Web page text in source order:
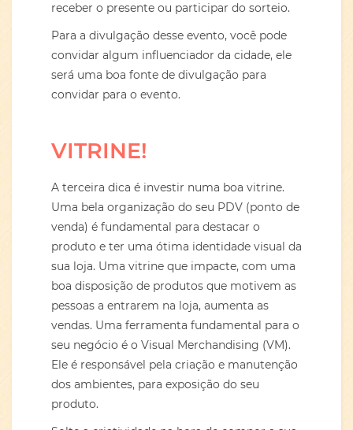
receber o presente ou participar do sorteio.
Para a divulgação desse evento, você pode
convidar algum influenciador da cidade, ele
será uma boa fonte de divulgação para
convidar para o evento.
VITRINE!
A terceira dica é investir numa boa vitrine.
Uma bela organização do seu PDV (ponto de
venda) é fundamental para destacar o
produto e ter uma ótima identidade visual da
sua loja. Uma vitrine que impacte, com uma
boa disposição de produtos que motivem as
pessoas a entrarem na loja, aumenta as
vendas. Uma ferramenta fundamental para o
seu negócio é o Visual Merchandising (VM).
Ele é responsável pela criação e manutenção
dos ambientes, para exposição do seu
produto.